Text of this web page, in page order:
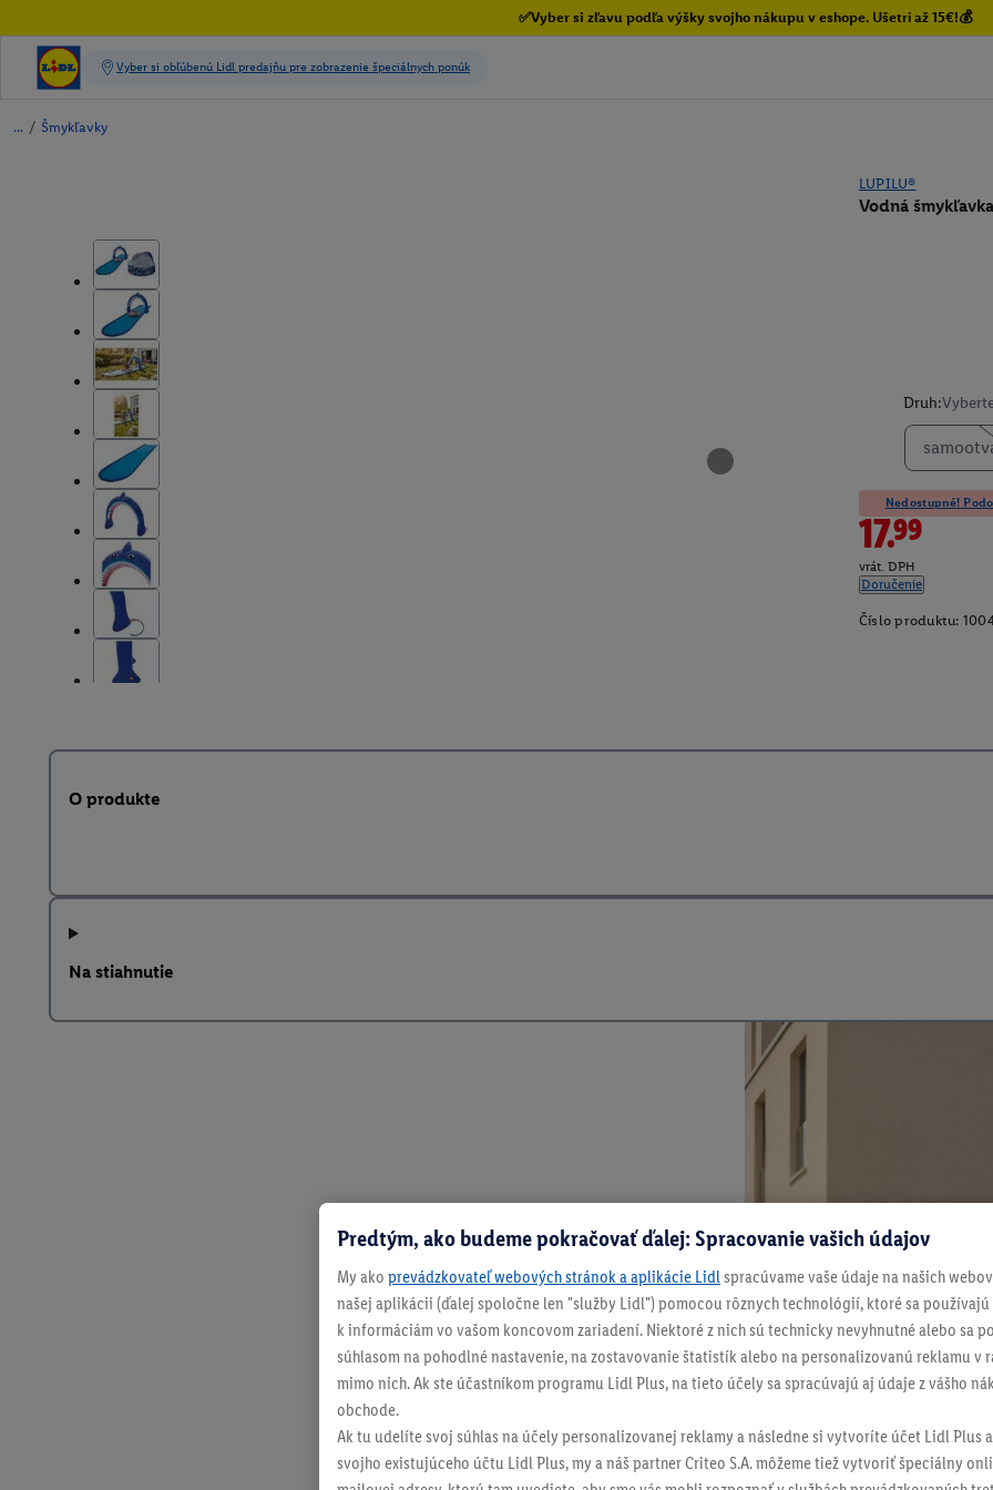
✅Vyber si zľavu podľa výšky svojho nákupu v eshope. Ušetri až 15€!💰
/ Šmykľavky
LUPILU®
Vodná
Druh:
Nedostupné!
17.99
vrát. DPH
Doručenie
Číslo produktu:
O produkte
Na stiahnutie
Predtým, ako budeme pokračovať ďalej: Spracovanie vašich údajov
My ako prevádzkovateľ webových stránok a aplikácie Lidl spracúvame vaše údaje na našich
našej aplikácii (ďalej spoločne len "služby Lidl") pomocou rôznych technológií, ktoré sa
k informáciám vo vašom koncovom zariadení. Niektoré z nich sú technicky nevyhnutné alebo sa
súhlasom na pohodlné nastavenie, na zostavovanie štatistík alebo na personalizovanú reklamu v
mimo nich. Ak ste účastníkom programu Lidl Plus, na tieto účely sa spracúvajú aj údaje z vášho
obchode.
Ak tu udelíte svoj súhlas na účely personalizovanej reklamy a následne si vytvoríte účet Lidl Plus
svojho existujúceho účtu Lidl Plus, my a náš partner Criteo S.A. môžeme tiež vytvoriť špeciálny